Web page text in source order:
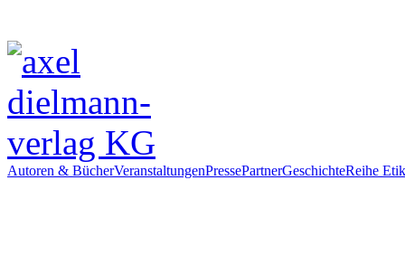
Autoren & BücherVeranstaltungenPressePartnerGeschichteReihe